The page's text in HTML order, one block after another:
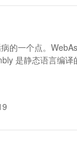
的一个点。
是静态语言编